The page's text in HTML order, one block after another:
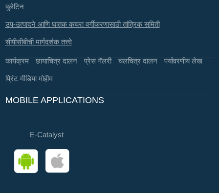
बुलेटिन
उप-उत्पादने आणि घातक कचरा वर्गीकरणासाठी तांत्रिक समिती
सीपीसीबीची मार्गदर्शक तत्त्वे
कार्यक्रम छायाचित्र दालन प्रेस गॅलरी चलचित्र दालन पर्यावरणीय लेख
प्रिंट मीडिया मोहीम
MOBILE APPLICATIONS
E-Catalyst